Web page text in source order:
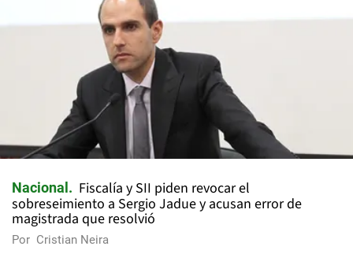
Nacional
Fiscalía y SII piden revocar el
sobreseimiento a Sergio Jadue y acusan error de
magistrada que resolvió
Por Cristian Neira